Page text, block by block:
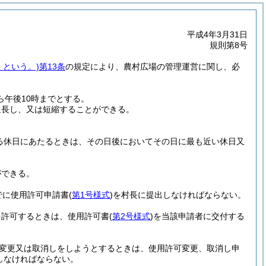
平成4年3月31日
規則第8号
という。)第13条の規定により、農村広場の管理運営に関し、必
後10時までとする。
し、又は短縮することができる。
休日にあたるときは、その日後においてその日に最も近い休日又
きる。
使用許可申請書(第1号様式)を村長に提出しなければならない。
可するときは、使用許可書(第2号様式)を当該申請者に交付する
更又は取消しをしようとするときは、使用許可変更、取消し申
ければならない。